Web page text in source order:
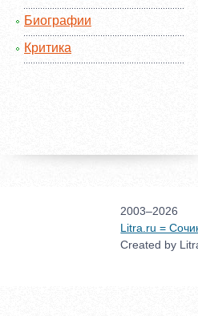
Биографии
Критика
2003–2026
Litra.ru =
Created by